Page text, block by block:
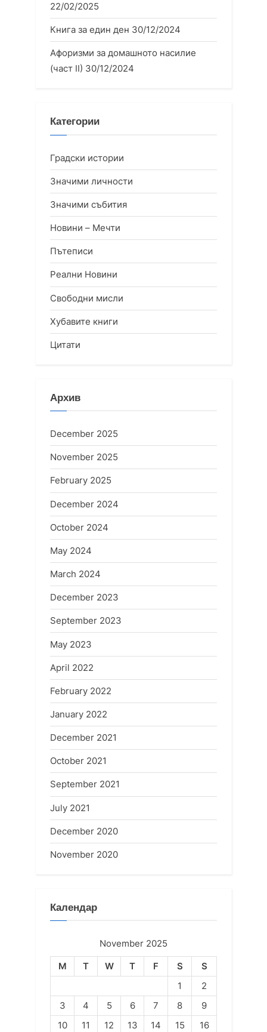
22/02/2025
Книга за един ден 30/12/2024
Афоризми за домашното насилие
(част II) 30/12/2024
Категории
Градски истории
Значими личности
Значими събития
Новини – Мечти
Пътеписи
Реални Новини
Свободни мисли
Хубавите книги
Цитати
Архив
December 2025
November 2025
February 2025
December 2024
October 2024
May 2024
March 2024
December 2023
September 2023
May 2023
April 2022
February 2022
January 2022
December 2021
October 2021
September 2021
July 2021
December 2020
November 2020
Календар
November 2025
M
T W T F S
S
1
2
3
4 5 6 7 8
9
10
11 12 13 14 15 16